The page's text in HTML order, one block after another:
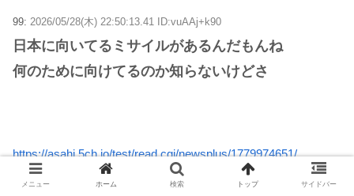
99: 2026/05/28(木) 22:50:13.41 ID:vuAAj+k90
日本に向いてるミサイルがあるんだもんね
何のために向けてるのか知らないけどさ
https://asahi.5ch.io/test/read.cgi/newsplus/1779974651/
メニュー ホーム 検索 トップ サイドバー